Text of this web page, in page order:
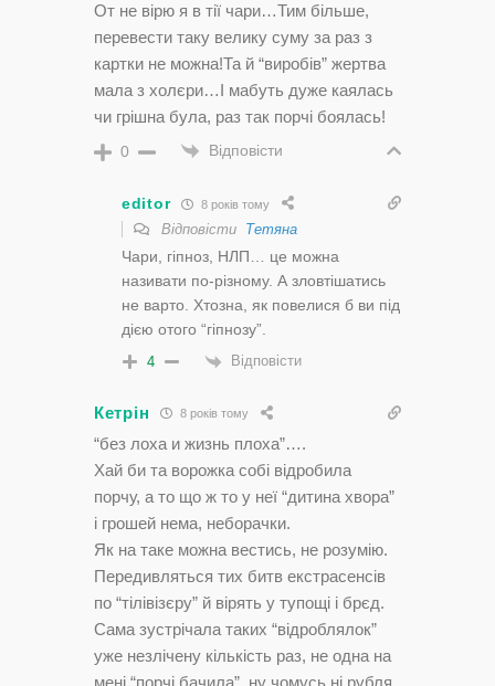
От не вірю я в тії чари…Тим більше,
перевести таку велику суму за раз з
картки не можна!Та й “виробів” жертва
мала з холєри…І мабуть дуже каялась
чи грішна була, раз так порчі боялась!
0 Відповісти
editor 8 років тому
Відповісти Тетяна
Чари, гіпноз, НЛП… це можна
називати по-різному. А зловтішатись
не варто. Хтозна, як повелися б ви під
дією отого “гіпнозу”.
4 Відповісти
Кетрін 8 років тому
“без лоха и жизнь плоха”….
Хай би та ворожка собі відробила
порчу, а то що ж то у неї “дитина хвора”
і грошей нема, неборачки.
Як на таке можна вестись, не розумію.
Передивляться тих битв екстрасенсів
по “тілівізєру” й вірять у тупощі і брєд.
Сама зустрічала таких “відроблялок”
уже незлічену кількість раз, не одна на
мені “порчі бачила”, ну чомусь ні рубля